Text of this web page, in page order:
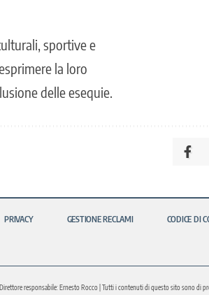
sportive e
la loro
delle esequie.
PRIVACY GESTIONE RECLAMI CODICE DI
responsabile: Ernesto Rocco | Tutti i contenuti di questo sito sono di